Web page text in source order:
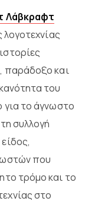
Λάβκραφτ
λογοτεχνίας
παράδοξο και
του
για το άγνωστο
συλλογή
που
τρόμο και το
στο